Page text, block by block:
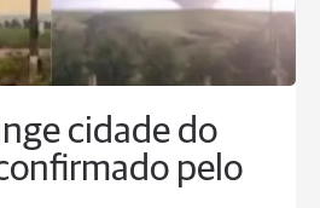
cidade do
pelo